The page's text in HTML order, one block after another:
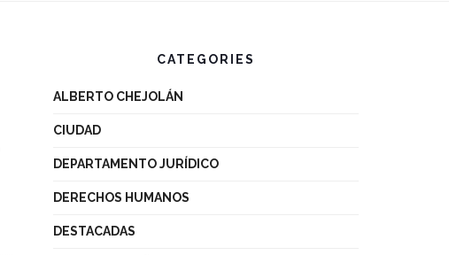
CATEGORIES
ALBERTO CHEJOLÁN
CIUDAD
DEPARTAMENTO JURÍDICO
DERECHOS HUMANOS
DESTACADAS